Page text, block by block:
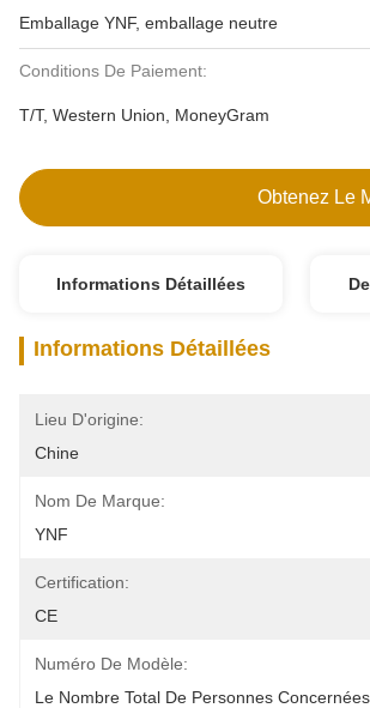
Emballage YNF, emballage neutre
Conditions De Paiement:
T/T, Western Union, MoneyGram
Obtenez Le
Informations Détaillées
Informations Détaillées
Lieu D'origine:
Chine
Nom De Marque:
YNF
Certification:
CE
Numéro De Modèle:
Le Nombre Total De Personnes